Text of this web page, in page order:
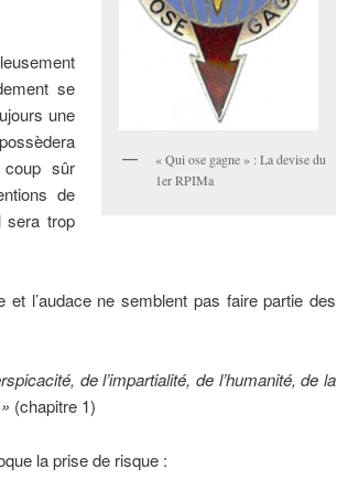
« Qui ose gagne » : La devise du
1er RPIMa
se
une
sûr
de
sera trop
l’audace ne semblent pas faire partie des
de l’impartialité, de l’humanité, de la
(chapitre 1)
la prise de risque :